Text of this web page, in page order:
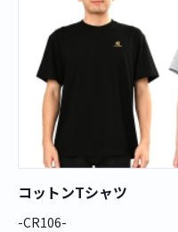
コットンTシャツ
-CR106-